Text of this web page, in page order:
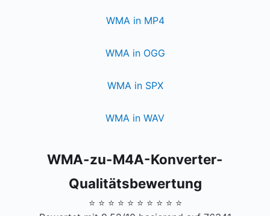
WMA in MP4
WMA in OGG
WMA in SPX
WMA in WAV
WMA-zu-M4A-Konverter-
Qualitätsbewertung
⭐ ⭐ ⭐ ⭐ ⭐ ⭐ ⭐ ⭐ ⭐ ⭐